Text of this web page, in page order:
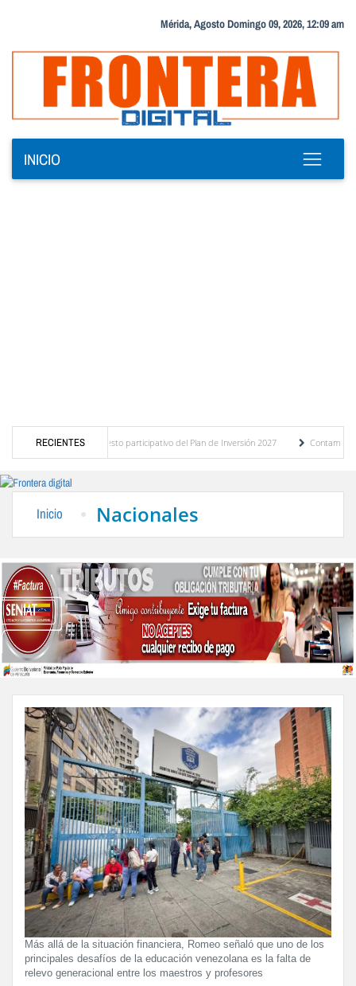
Mérida, Agosto Domingo 09, 2026, 12:09 am
INICIO
RECIENTES
del presupuesto participativo del Plan de Inversión 2027
Contaminación y
Inicio Nacionales
Más allá de la situación financiera, Romeo señaló que uno de los
principales desafíos de la educación venezolana es la falta de
relevo generacional entre los maestros y profesores